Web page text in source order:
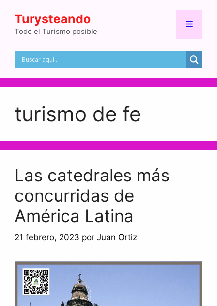
contenido
Turysteando
Todo el Turismo posible
Menú
turismo de fe
Las catedrales más
concurridas de
América Latina
21 febrero, 2023 por Juan Ortiz